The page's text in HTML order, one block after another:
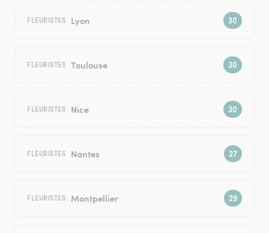
FLEURISTES Lyon
FLEURISTES Toulouse
FLEURISTES Nice
FLEURISTES Nantes
FLEURISTES Montpellier